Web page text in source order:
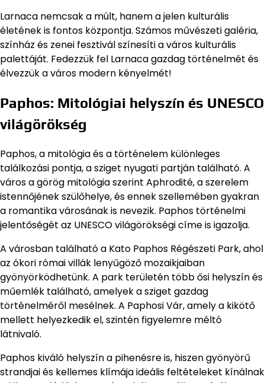
Larnaca nemcsak a múlt, hanem a jelen kulturális
életének is fontos központja. Számos művészeti galéria,
színház és zenei fesztivál színesíti a város kulturális
palettáját. Fedezzük fel Larnaca gazdag történelmét és
élvezzük a város modern kényelmét!
Paphos: Mitológiai helyszín és UNESCO
világörökség
Paphos, a mitológia és a történelem különleges
találkozási pontja, a sziget nyugati partján található. A
város a görög mitológia szerint Aphrodité, a szerelem
istennőjének szülőhelye, és ennek szellemében gyakran
a romantika városának is nevezik. Paphos történelmi
jelentőségét az UNESCO világörökségi címe is igazolja.
A városban található a Kato Paphos Régészeti Park, ahol
az ókori római villák lenyűgöző mozaikjaiban
gyönyörködhetünk. A park területén több ősi helyszín és
műemlék található, amelyek a sziget gazdag
történelméről mesélnek. A Paphosi Vár, amely a kikötő
mellett helyezkedik el, szintén figyelemre méltó
látnivaló.
Paphos kiváló helyszín a pihenésre is, hiszen gyönyörű
strandjai és kellemes klímája ideális feltételeket kínálnak